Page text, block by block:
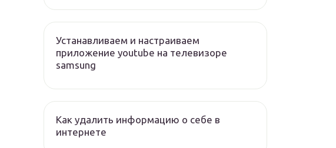
Устанавливаем и настраиваем
приложение youtube на телевизоре
samsung
Как удалить информацию о себе в
интернете